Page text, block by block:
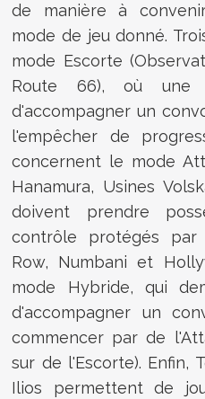
de manière à
mode de jeu donné.
mode Escorte
Route 66), où une
d'accompagner un
l'empêcher de
concernent le mode
Hanamura, Usines
doivent prendre
contrôle protégés par
Row, Numbani et
mode Hybride, qui
d'accompagner un
commencer par de
sur de l'Escorte). Enfin,
Ilios permettent de